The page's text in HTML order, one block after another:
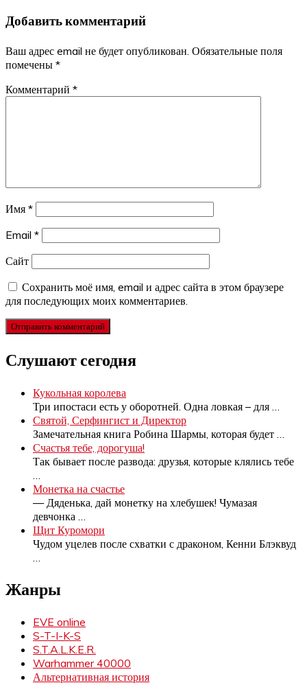
записям
Добавить комментарий
Ваш адрес email не будет опубликован. Обязательные поля
помечены *
Комментарий *
Имя *
Email *
Сайт
Сохранить моё имя, email и адрес сайта в этом браузере
для последующих моих комментариев.
Слушают сегодня
Кукольная королева
Три ипостаси есть у оборотней. Одна ловкая – для
Святой, Серфингист и Директор
Замечательная книга Робина Шармы, которая будет
Счастья тебе, дорогуша!
Так бывает после развода: друзья, которые клялись тебе
Монетка на счастье
— Дяденька, дай монетку на хлебушек! Чумазая
девчонка
Щит Куромори
Чудом уцелев после схватки с драконом, Кенни Блэквуд
Жанры
EVE online
S-T-I-K-S
S.T.A.L.K.E.R.
Warhammer 40000
Альтернативная история